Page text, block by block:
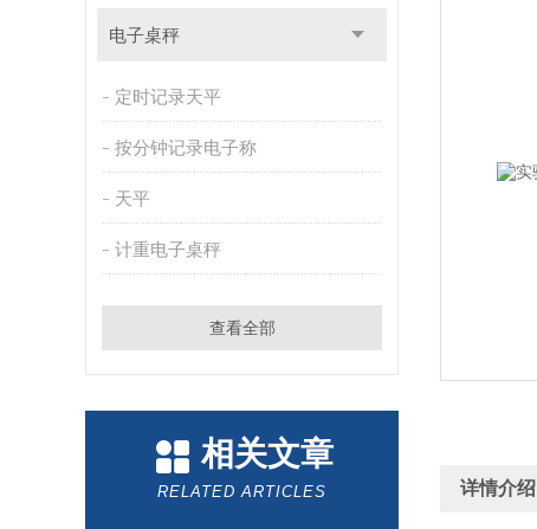
电子桌秤
定时记录天平
按分钟记录电子称
天平
计重电子桌秤
查看全部
相关文章
RELATED ARTICLES 详情介绍